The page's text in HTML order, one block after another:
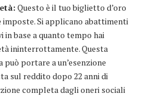
Questo è il tuo biglietto d’oro
Si applicano abattimenti
base a quanto tempo hai
ininterrottamente. Questa
portare a un’esenzione
sul reddito dopo 22 anni di
completa dagli oneri sociali